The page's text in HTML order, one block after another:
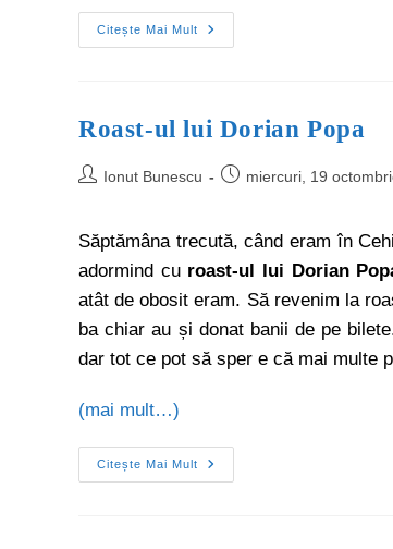
Citește Mai Mult
Roast-ul lui Dorian Popa
Ionut Bunescu miercuri, 19
Săptămâna trecută, când eram în
adormind cu roast-ul lui Dorian
atât de obosit eram. Să revenim la
ba chiar au și donat banii de pe
dar tot ce pot să sper e că mai multe
(mai mult…)
Citește Mai Mult